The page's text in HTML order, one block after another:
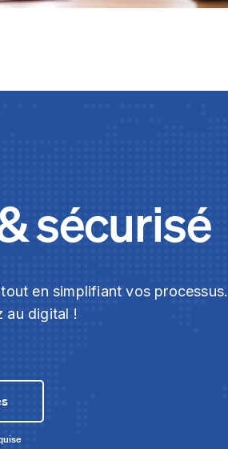
sécurisé
en simplifiant vos processus.
au digital !